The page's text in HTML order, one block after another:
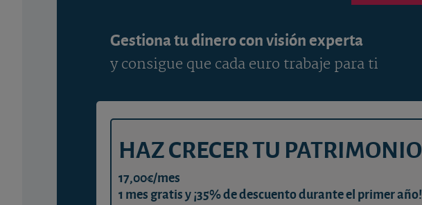
Gestiona tu dinero con visión experta
y consigue que cada euro trabaje para ti
HAZ CRECER TU PATRIMONIO
17,00€/mes
1 mes gratis y ¡35% de descuento durante el primer año!